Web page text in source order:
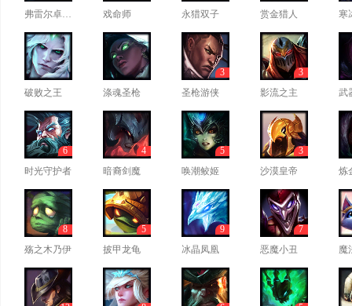
弗雷尔卓德之心
戏命师
永猎双子
赏金猎人
寒
破败之王 涤魂圣枪 圣枪游侠
3
影流之主
3
武
时光守护者
6
暗裔剑魔
4
唤潮鲛姬
5
沙漠皇帝
3
炼
殇之木乃伊
8
披甲龙龟
5
冰晶凤凰
9
恶魔小丑
7
魔